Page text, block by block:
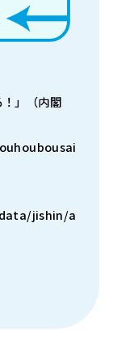
」（内閣
jishin/a